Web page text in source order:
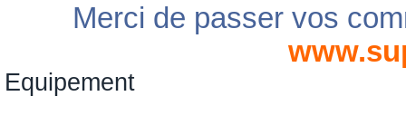
Merci de passer vos
Equipement